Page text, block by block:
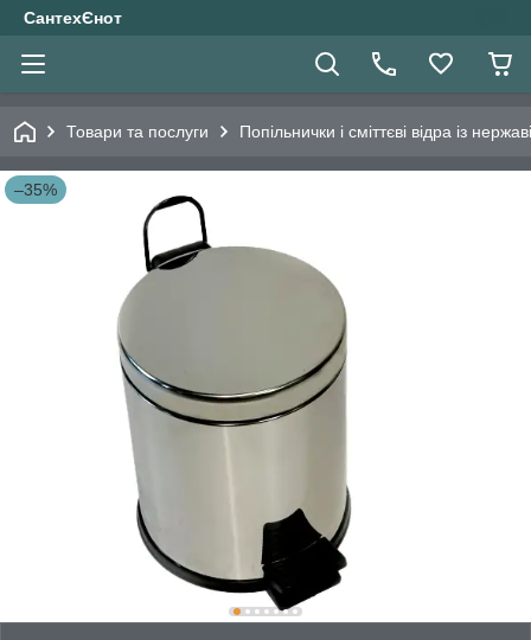
СантехЄнот
Товари та послуги Попільнички і сміттєві відра із
–35%